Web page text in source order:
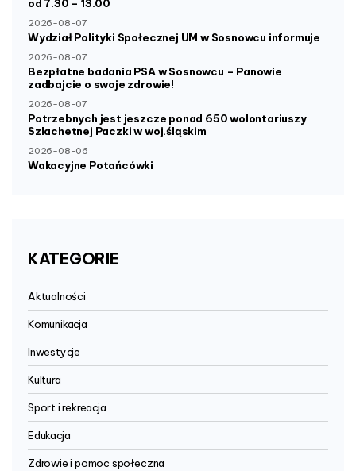
od 7.30 – 13.00
2026-08-07
Wydział Polityki Społecznej UM w Sosnowcu informuje
2026-08-07
Bezpłatne badania PSA w Sosnowcu – Panowie
zadbajcie o swoje zdrowie!
2026-08-07
Potrzebnych jest jeszcze ponad 650 wolontariuszy
Szlachetnej Paczki w woj.śląskim
2026-08-06
Wakacyjne Potańcówki
KATEGORIE
Aktualności
Komunikacja
Inwestycje
Kultura
Sport i rekreacja
Edukacja
Zdrowie i pomoc społeczna